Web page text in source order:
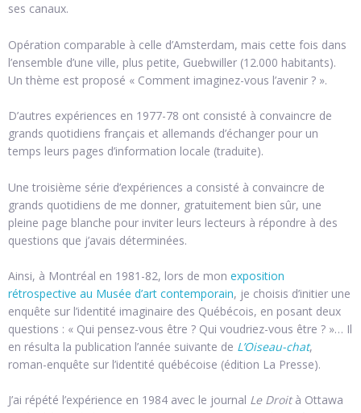
ses canaux.
Opération comparable à celle d’Amsterdam, mais cette fois dans
l’ensemble d’une ville, plus petite, Guebwiller (12.000 habitants).
Un thème est proposé « Comment imaginez-vous l’avenir ? ».
D’autres expériences en 1977-78 ont consisté à convaincre de
grands quotidiens français et allemands d’échanger pour un
temps leurs pages d’information locale (traduite).
Une troisième série d’expériences a consisté à convaincre de
grands quotidiens de me donner, gratuitement bien sûr, une
pleine page blanche pour inviter leurs lecteurs à répondre à des
questions que j’avais déterminées.
Ainsi, à Montréal en 1981-82, lors de mon exposition
rétrospective au Musée d’art contemporain, je choisis d’initier une
enquête sur l’identité imaginaire des Québécois, en posant deux
questions : « Qui pensez-vous être ? Qui voudriez-vous être ? »… Il
en résulta la publication l’année suivante de L’Oiseau-chat,
roman-enquête sur l’identité québécoise (édition La Presse).
J’ai répété l’expérience en 1984 avec le journal Le Droità Ottawa